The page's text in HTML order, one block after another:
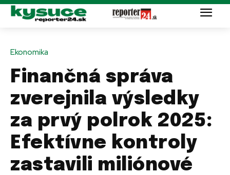
Ekonomika
Finančná správa
zverejnila výsledky
za prvý polrok 2025:
Efektívne kontroly
zastavili miliónové